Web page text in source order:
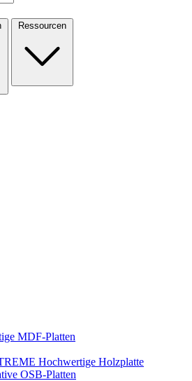
Ressourcen
MDF-Platten
Hochwertige Holzplatte
OSB-Platten